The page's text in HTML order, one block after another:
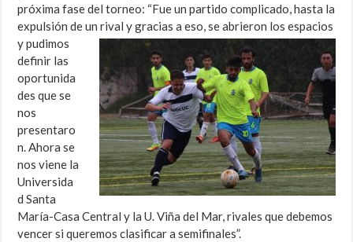
próxima fase del torneo: “Fue un partido complicado, hasta la
expulsión de un rival y gracias a eso, se abrieron losespacios
y pudimos
definir las
oportunida
des que se
nos
presentaro
n. Ahora se
nos viene la
Universida
d Santa
María-Casa Central y la U. Viña del Mar, rivales que debemos
vencer si queremos clasificar a semifinales”.